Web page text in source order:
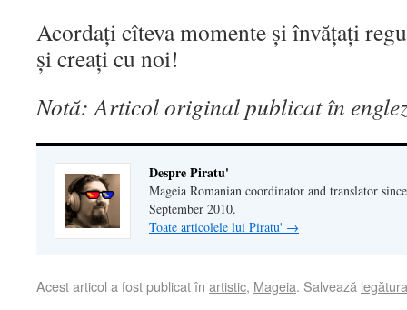
Acordați cîteva momente și învățați
și creați cu noi!
Notă: Articol original publicat în
Despre Piratu'
Mageia Romanian coordinator and translator
September 2010.
Toate articolele lui Piratu' →
Acest articol a fost publicat în artistic, Mageia. Salvează